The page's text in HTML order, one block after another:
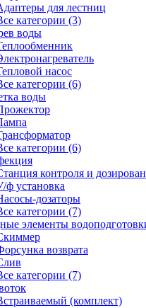
для лестниц
категории (3)
воды
насос
категории (6)
воды
категории (6)
контроля и
ф установка
дозаторы
категории (7)
элементы
возврата
категории (7)
(комплект)